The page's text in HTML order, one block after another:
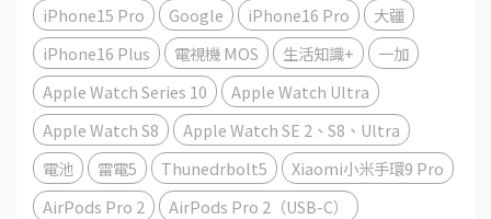
iPhone15 Pro
Google iPhone16 Pro
大疆
iPhone16 Plus
電視機 MOS 生活知識+
一加
Apple Watch Series 10
Apple Watch Ultra
Apple Watch S8
Apple Watch SE 2、S8、Ultra
電池
雷電5 Thunedrbolt5
Xiaomi小米手環9 Pro
AirPods Pro 2
AirPods Pro 2（USB-C）